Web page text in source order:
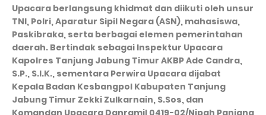
Upacara berlangsung khidmat dan diikuti oleh unsur
TNI, Polri, Aparatur Sipil Negara (ASN), mahasiswa,
Paskibraka, serta berbagai elemen pemerintahan
daerah. Bertindak sebagai Inspektur Upacara
Kapolres Tanjung Jabung Timur AKBP Ade Candra,
S.P., S.I.K., sementara Perwira Upacara dijabat
Kepala Badan Kesbangpol Kabupaten Tanjung
Jabung Timur Zekki Zulkarnain, S.Sos, dan
Komandan Upacara Danramil 0419-02/Nipah Panjang